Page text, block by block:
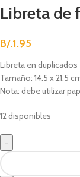
Libreta de
B/.1.95
Libreta en duplicados
Tamaño: 14.5 x 21.5
Nota: debe utilizar
12 disponibles